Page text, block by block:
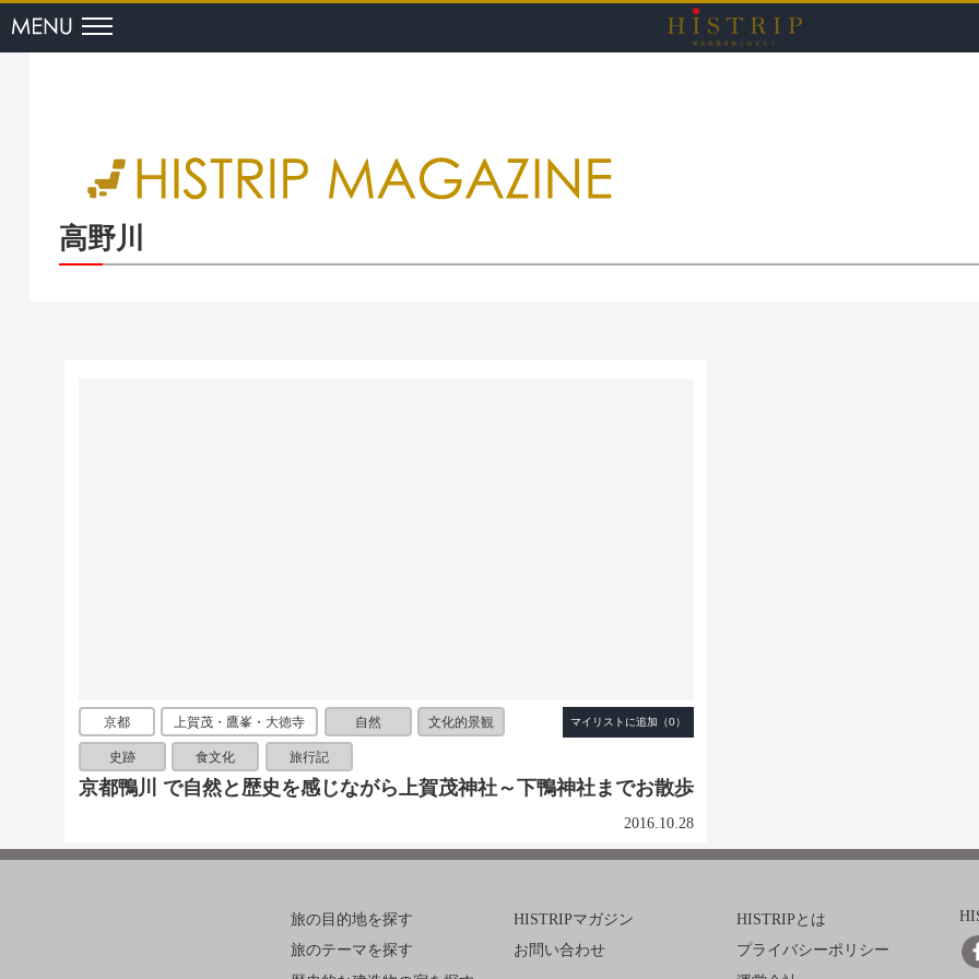
HISTRIP（
高野川
京都 上賀茂・鷹峯・大徳寺 自然 文化的景観
史跡 食文化 旅行記
京都鴨川 で自然と歴史を感じながら上賀茂神社～下鴨神社までお散歩
2016.10.28
旅の目的地を探す
旅のテーマを探す
HISTRIPマガジン
お問い合わせ
HISTRIPとは
プライバシーポリシー